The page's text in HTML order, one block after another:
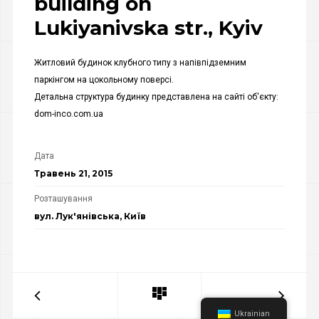
Lukiyanivska str., Kyiv
Житловий будинок клубного типу з напівпідземним
паркінгом на цокольному поверсі.
Детальна структура будинку представлена на сайті об'єкту:
dom-inco.com.ua
Дата
Травень 21, 2015
Розташування
вул. Лук'янівська, Київ
Ukrainian